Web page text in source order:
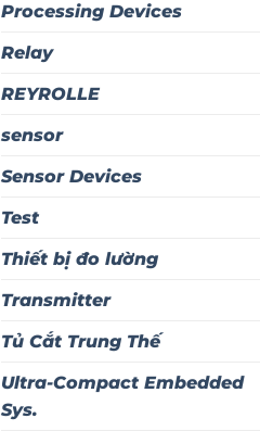
Processing Devices
Relay
REYROLLE
sensor
Sensor Devices
Test
Thiết bị đo lường
Transmitter
Tủ Cắt Trung Thế
Ultra-Compact Embedded
Sys.